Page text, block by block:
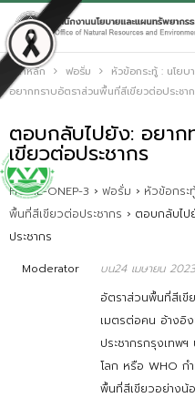
หน้าหลัก ฟอรั่ม
หัวข้อกระทู้ : นโยบ
อยากทราบอัตราส่วนพื้นที่สีเขียวต่อประชา
ตอบกลับไปยัง: อยา
เขียวต่อประชากร
HOME-ONEP-3 › ฟอรั่ม › หัวข้อกระ
พื้นที่สีเขียวต่อประชากร › ตอบกลับไป
ประชากร
Moderator
บน24 เมษายน 2023
อัตราส่วนพื้นที่สีเขี
เมตรต่อคน อ้างอิ
ประชากรกรุงเทพ
โลก หรือ WHO ก
พื้นที่สีเขียวอย่างน้